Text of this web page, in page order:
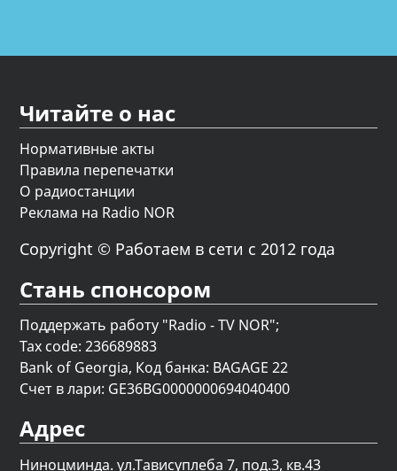
Читайте о нас
Нормативные акты
Правила перепечатки
О радиостанции
Реклама на Radio NOR
Copyright © Работаем в сети с 2012 года
Стань спонсором
Поддержать работу "Radio - TV NOR";
Tax code: 236689883
Bank of Georgia, Код банка: BAGAGE 22
Счет в лари: GE36BG0000000694040400
Адрес
Ниноцминда. ул.Тависуплеба 7, под.3, кв.43